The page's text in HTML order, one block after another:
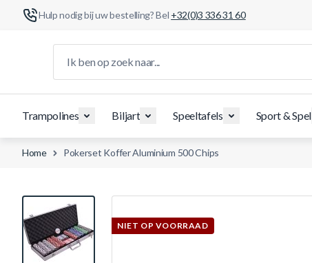
Hulp nodig bij uw bestelling? Bel +32(0)3 336 31 60
Trampolines Biljart Speeltafels Sport & Spel
Home Pokerset Koffer Aluminium 500 Chips
NIET OP VOORRAAD
View larger image